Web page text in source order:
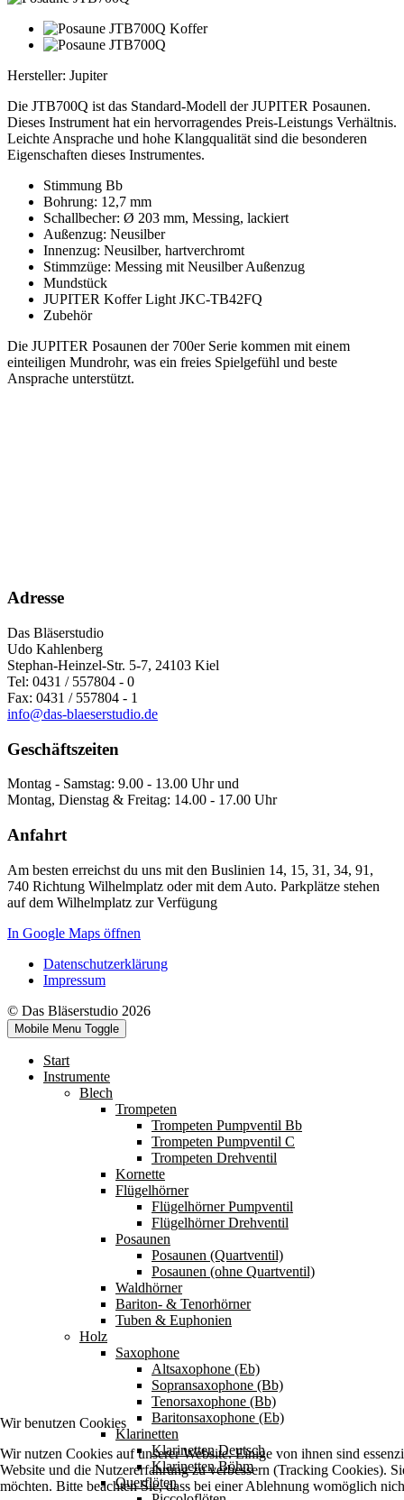
Hersteller: Jupiter
Die JTB700Q ist das Standard-Modell der JUPITER Posaunen.
Dieses Instrument hat ein hervorragendes Preis-Leistungs Verhältnis.
Leichte Ansprache und hohe Klangqualität sind die besonderen
Eigenschaften dieses Instrumentes.
Stimmung Bb
Bohrung: 12,7 mm
Schallbecher: Ø 203 mm, Messing, lackiert
Außenzug: Neusilber
Innenzug: Neusilber, hartverchromt
Stimmzüge: Messing mit Neusilber Außenzug
Mundstück
JUPITER Koffer Light JKC-TB42FQ
Zubehör
Die JUPITER Posaunen der 700er Serie kommen mit einem
einteiligen Mundrohr, was ein freies Spielgefühl und beste
Ansprache unterstützt.
Adresse
Das Bläserstudio
Udo Kahlenberg
Stephan-Heinzel-Str. 5-7, 24103 Kiel
Tel: 0431 / 557804 - 0
Fax: 0431 / 557804 - 1
info@das-blaeserstudio.de
Geschäftszeiten
Montag - Samstag: 9.00 - 13.00 Uhr und
Montag, Dienstag & Freitag: 14.00 - 17.00 Uhr
Anfahrt
Am besten erreichst du uns mit den Buslinien 14, 15, 31, 34, 91,
740 Richtung Wilhelmplatz oder mit dem Auto. Parkplätze stehen
auf dem Wilhelmplatz zur Verfügung
In Google Maps öffnen
Datenschutzerklärung
Impressum
© Das Bläserstudio 2026
Mobile Menu Toggle
Start
Instrumente
Blech
Trompeten
Trompeten Pumpventil Bb
Trompeten Pumpventil C
Trompeten Drehventil
Kornette
Flügelhörner
Flügelhörner Pumpventil
Flügelhörner Drehventil
Posaunen
Posaunen (Quartventil)
Posaunen (ohne Quartventil)
Waldhörner
Bariton- & Tenorhörner
Tuben & Euphonien
Holz
Saxophone
Altsaxophone (Eb)
Sopransaxophone (Bb)
Tenorsaxophone (Bb)
Baritonsaxophone (Eb)
Klarinetten
Klarinetten Deutsch
Klarinetten Böhm
Querflöten
Wir benutzen Cookies
Wir nutzen Cookies auf unserer Website. Einige von ihnen sind
Website und die Nutzererfahrung zu verbessern (Tracking Cookies).
möchten. Bitte beachten Sie, dass bei einer Ablehnung womöglich